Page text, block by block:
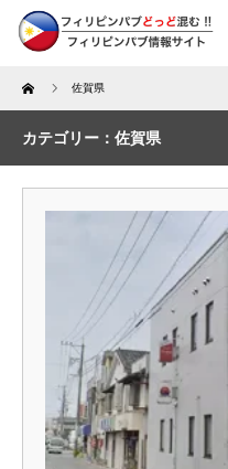
Home 佐賀県
カテゴリー：佐賀県